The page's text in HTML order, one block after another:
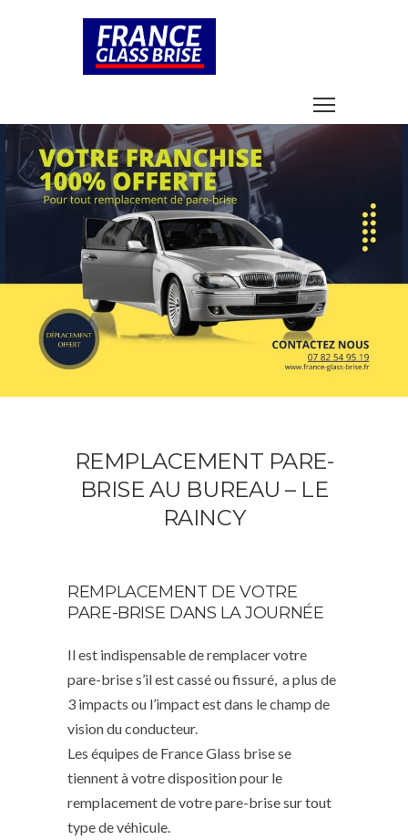
REMPLACEMENT PARE-
BRISE AU BUREAU – LE
RAINCY
REMPLACEMENT DE VOTRE
PARE-BRISE DANS LA JOURNÉE
Il est indispensable de remplacer votre
pare-brise s’il est cassé ou fissuré, a plus de
3 impacts ou l’impact est dans le champ de
vision du conducteur.
Les équipes de France Glass brise se
tiennent à votre disposition pour le
remplacement de votre pare-brise sur tout
type de véhicule.